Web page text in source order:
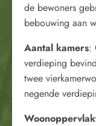
de bewoners
bebouwing aan
Aantal kamers:
verdieping
twee
negende